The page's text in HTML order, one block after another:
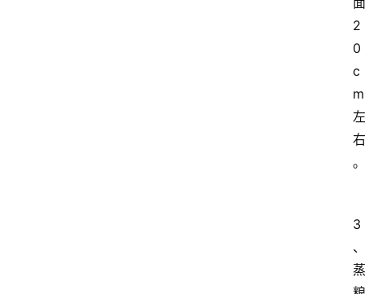
2
0
c
m
左
右
。
3
、
蒸